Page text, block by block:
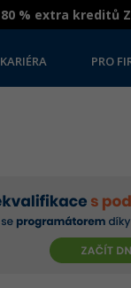
80 % extra kreditů
KARIÉRA PRO